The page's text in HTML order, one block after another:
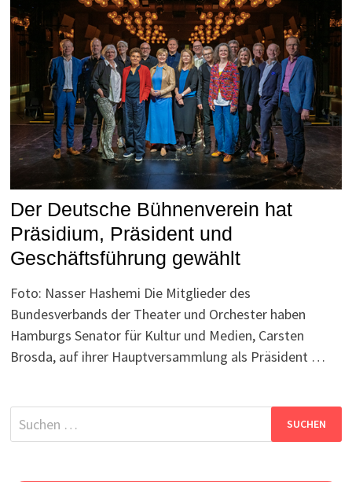
Der Deutsche Bühnenverein hat
Präsidium, Präsident und
Geschäftsführung gewählt
Foto: Nasser Hashemi Die Mitglieder des
Bundesverbands der Theater und Orchester haben
Hamburgs Senator für Kultur und Medien, Carsten
Brosda, auf ihrer Hauptversammlung als Präsident …
Suchen
nach: